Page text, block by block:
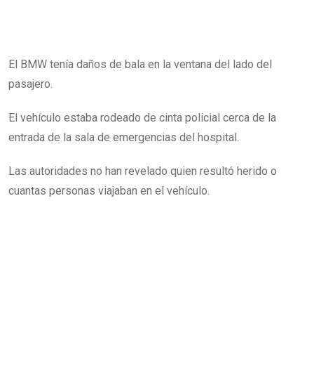
El BMW tenía daños de bala en la ventana del lado del
pasajero.
El vehículo estaba rodeado de cinta policial cerca de la
entrada de la sala de emergencias del hospital.
Las autoridades no han revelado quien resultó herido o
cuantas personas viajaban en el vehículo.